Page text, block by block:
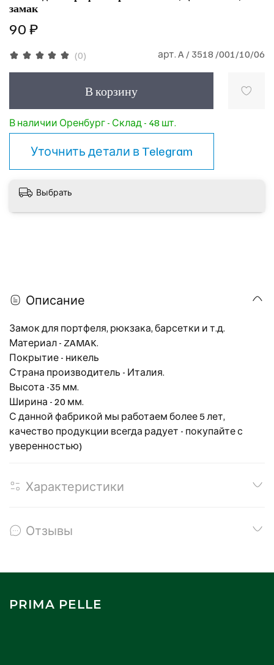
(0) арт. A / 3518 /001/10/06
замак
90 ₽
В корзину
В наличии Оренбург - Склад - 48 шт.
Уточнить детали вTelegram
Выбрать
Описание
Замок для портфеля, рюкзака, барсетки и т.д.
Материал - ZAMAK.
Покрытие - никель
Страна производитель - Италия.
Высота -35 мм.
Ширина - 20 мм.
С данной фабрикой мы работаем более 5 лет,
качество продукции всегда радует - покупайте с
уверенностью)
Характеристики
Отзывы
PRIMA PELLE